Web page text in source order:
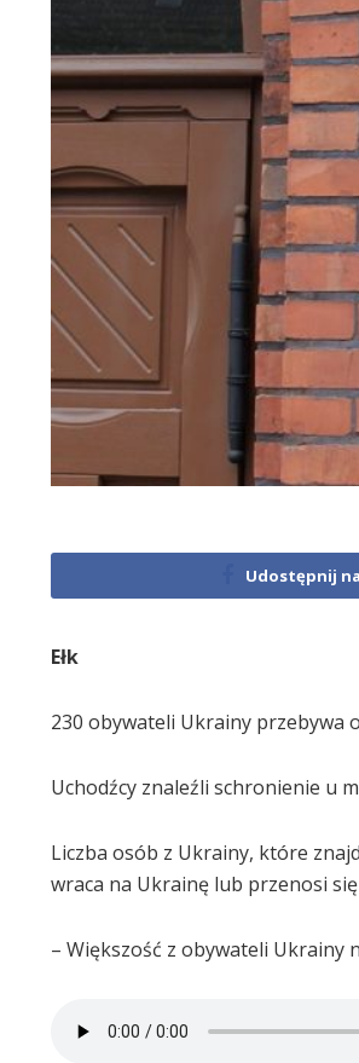
Udostępnij
Ełk
230 obywateli Ukrainy przebywa
Uchodźcy znaleźli schronienie u
Liczba osób z Ukrainy, które
wraca na Ukrainę lub przenosi
– Większość z obywateli Ukrainy